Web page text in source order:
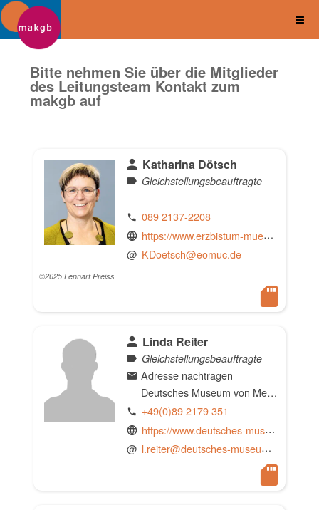
Bitte nehmen Sie über die Mitglieder
des Leitungsteam Kontakt zum
makgb auf
Katharina Dötsch
Gleichstellungsbeauftragte
089 2137-2208
https://www.erzbistum-muenchen.de
@ KDoetsch@eomuc.de
Linda Reiter
Gleichstellungsbeauftragte
Adresse nachtragen
Deutsches Museum von Meisterwerken der Naturwissenschaft und Technik
+49(0)89 2179 351
https://www.deutsches-museum.de
@ l.reiter@deutsches-museum.de